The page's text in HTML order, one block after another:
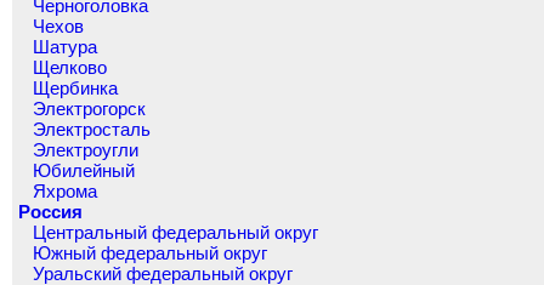
Черноголовка
Чехов
Шатура
Щелково
Щербинка
Электрогорск
Электросталь
Электроугли
Юбилейный
Яхрома
Россия
Центральный федеральный округ
Южный федеральный округ
Уральский федеральный округ